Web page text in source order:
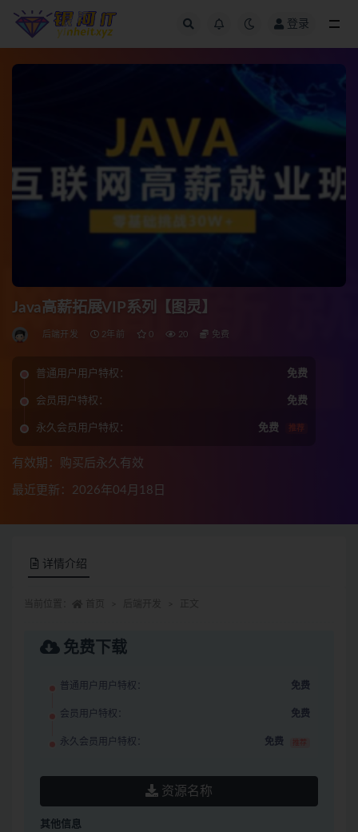
登录
Java高薪拓展VIP系列【图灵】
后端开发 2年前 0 20 免费
普通用户用户特权： 免费
会员用户特权： 免费
永久会员用户特权： 免费 推荐
有效期：购买后永久有效
最近更新：2026年04月18日
详情介绍
免费下载
普通用户用户特权： 免费
会员用户特权： 免费
永久会员用户特权： 免费 推荐
资源名称
其他信息